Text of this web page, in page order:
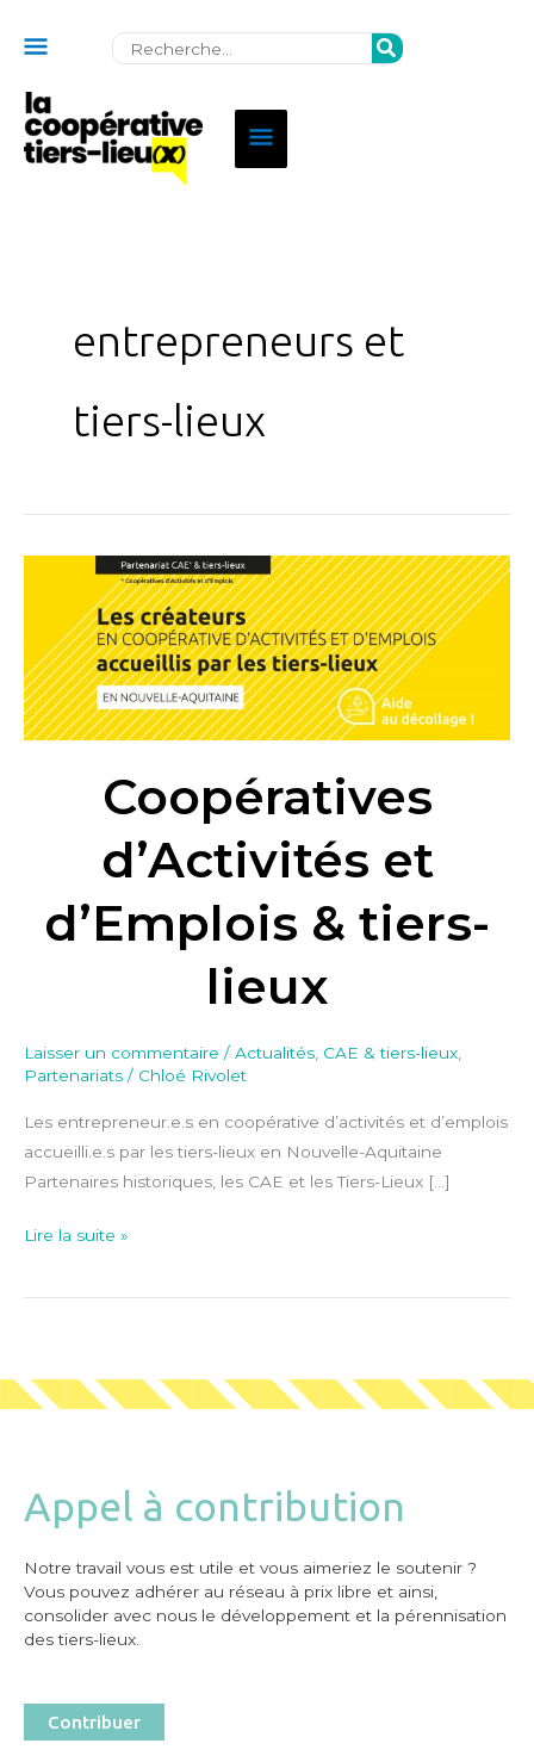
Rechercher:
de
l'en-
Menu
principal
entrepreneurs et
tiers-lieux
Coopératives
d’Activités et
d’Emplois & tiers-
lieux
Laisser un commentaire / Actualités, CAE & tiers-lieux,
Partenariats / Chloé Rivolet
Les entrepreneur.e.s en coopérative d’activités et d’emplois
accueilli.e.s par les tiers-lieux en Nouvelle-Aquitaine
Partenaires historiques, les CAE et les Tiers-Lieux […]
Coopératives
d’Activités
d’Emplois
&
tiers-
Lire la suite »
Appel à contribution
Notre travail vous est utile et vous aimeriez le soutenir ?
Vous pouvez adhérer au réseau à prix libre et ainsi,
consolider avec nous le développement et la pérennisation
des tiers-lieux.
Contribuer